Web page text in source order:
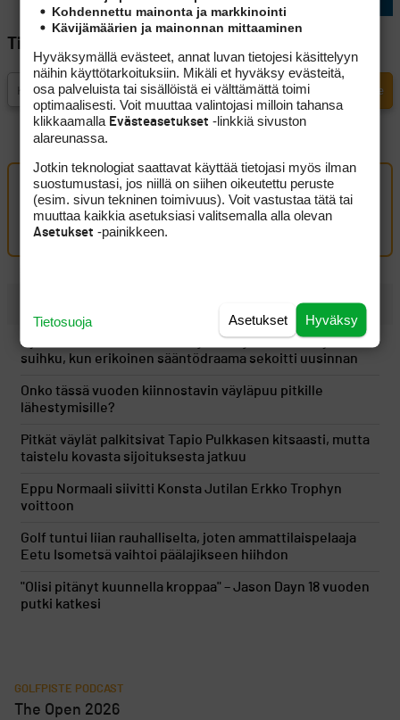
Tilaa Golfpisteen uutiskirje
Oma kommentti
Kirjaudu sisään kommentoidaksesi
Kymmenen minuuttia voitonjuhlien jälkeen tuli kylmä
suihku, kun erikoinen sääntödraama sekoitti uusinnan
Onko tässä vuoden kiinnostavin väyläpuu pitkille
lähestymisille?
Pitkät väylät palkitsivat Tapio Pulkkasen kitsaasti, mutta
taistelu kovasta sijoituksesta jatkuu
Eppu Normaali siivitti Konsta Jutilan Erkko Trophyn
voittoon
Golf tuntui liian rauhalliselta, joten ammattilaispelaaja
Eetu Isometsä vaihtoi päälajikseen hiihdon
"Olisi pitänyt kuunnella kroppaa" – Jason Dayn 18 vuoden
putki katkesi
GOLFPISTE PODCAST
The Open 2026
Kohdennettu mainonta ja markkinointi
Kävijämäärien ja mainonnan mittaaminen
Hyväksymällä evästeet, annat luvan tietojesi käsittelyyn
näihin käyttötarkoituksiin. Mikäli et hyväksy evästeitä,
osa palveluista tai sisällöistä ei välttämättä toimi
optimaalisesti. Voit muuttaa valintojasi milloin tahansa
klikkaamalla Evästeasetukset -linkkiä sivuston
alareunassa.
Jotkin teknologiat saattavat käyttää tietojasi myös ilman
suostumustasi, jos niillä on siihen oikeutettu peruste
(esim. sivun tekninen toimivuus). Voit vastustaa tätä tai
muuttaa kaikkia asetuksiasi valitsemalla alla olevan
Asetukset -painikkeen.
Hyväksy
Asetukset
Tietosuoja